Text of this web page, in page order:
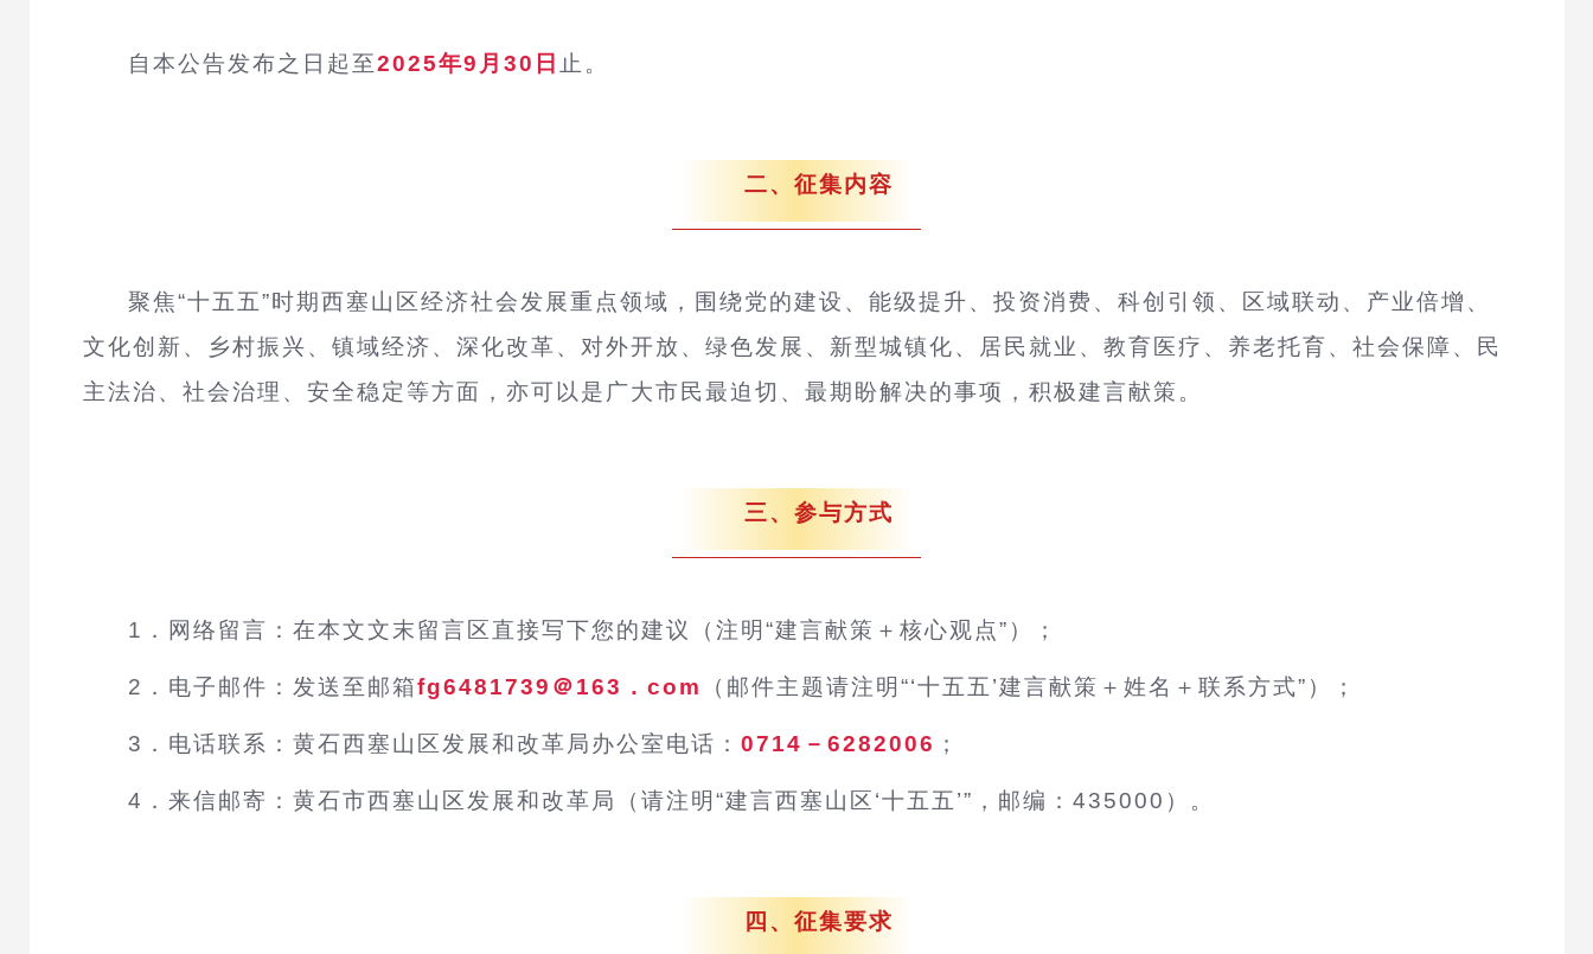
自本公告发布之日起至2025年9月30日 止。
二、征集内容
聚焦“十五五”时期西塞山区经济社会发展重点领域，围绕党的建设、能级提升、投资消费、科创引领、区域联动、产业倍增、
文化创新、乡村振兴、镇域经济、深化改革、对外开放、绿色发展、新型城镇化、居民就业、教育医疗、养老托育、社会保障、民
主法治、社会治理、安全稳定等方面，亦可以是广大市民最迫切、最期盼解决的事项，积极建言献策。
三、参与方式
1．网络留言：在本文文末留言区直接写下您的建议（注明“建言献策＋核心观点”）；
2．电子邮件：发送至邮箱fg6481739＠163．com （邮件主题请注明“‘十五五’建言献策＋姓名＋联系方式”）；
3．电话联系：黄石西塞山区发展和改革局办公室电话： 0714－6282006 ；
4．来信邮寄：黄石市西塞山区发展和改革局（请注明“建言西塞山区‘十五五’”，邮编：435000）。
四、征集要求